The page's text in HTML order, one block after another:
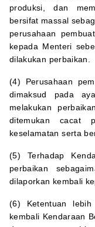
produksi, dan
bersifat massal
perusahaan
kepada Menteri
dilakukan perbaikan.
(4) Perusahaan
dimaksud pada
melakukan
ditemukan cacat
keselamatan serta
(5) Terhadap
perbaikan
dilaporkan kembali
(6) Ketentuan
kembali Kendaraan